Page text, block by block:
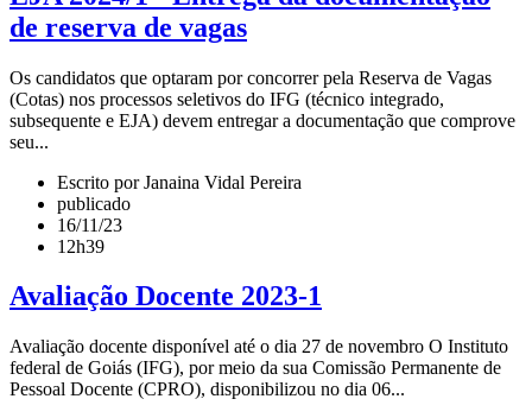
de reserva de vagas
Os candidatos que optaram por concorrer pela Reserva de Vagas
(Cotas) nos processos seletivos do IFG (técnico integrado,
subsequente e EJA) devem entregar a documentação que comprove
seu...
Escrito por Janaina Vidal Pereira
publicado
16/11/23
12h39
Avaliação Docente 2023-1
Avaliação docente disponível até o dia 27 de novembro O Instituto
federal de Goiás (IFG), por meio da sua Comissão Permanente de
Pessoal Docente (CPRO), disponibilizou no dia 06...